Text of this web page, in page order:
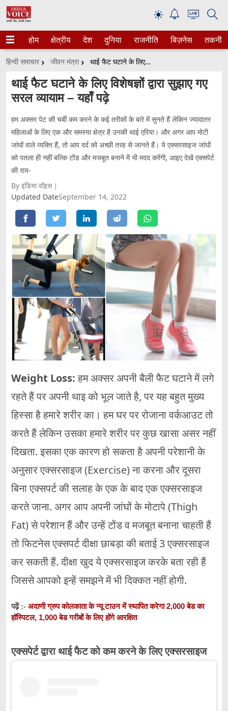
☀
होम क्षेत्रीय देश दुनिया राजनीति बिज़नेस तकनीक
हिन्दी समाचार जीवन मंत्रा थाई फैट घटाने के लिए विशेषज्ञों द्वारा सुझाए गए सरल व्यायाम – यहाँ पढ़े
थाई फैट घटाने के लिए विशेषज्ञों द्वारा सुझाए गए
सरल व्यायाम – यहाँ पढ़े
हम अक्सर पेट की चर्बी कम करने के कई तरीकों के बारे में सुनते हैं लेकिन ज्यादातर
महिलाओं के लिए एक और समस्या क्षेत्र है उनकी थाई एरिया। और अगर आप मोटी
जांघों वाले व्यक्ति हैं, तो आप दर्द को अच्छी तरह से जानते हैं। ये एक्सरसाइज जांघों
को पतला ही नहीं बल्कि टोंड और मजबूत बनाने में भी मदद करेंगी, आइए देखें एक्सपेर्ट
की राय-
By इंडिया वॉइस
Updated DateSeptember 14, 2022
Weight Loss:हम अक्सर अपनी बैली फैट घटाने में लगे
रहते हैं पर अपनी थाइ को भूल जाते है, पर यह बहुत मुख्य
हिस्सा है हमारे शरीर का। हम घर पर रोजाना वर्कआउट तो
करते हैं लेकिन उसका हमारे शरीर पर कुछ खासा असर नहीं
दिखता. इसका एक कारण हो सकता है अपनी परेशानी के
अनुसार एक्सरसाइज (Exercise) ना करना और दूसरा
बिना एक्सपर्ट की सलाह के एक के बाद एक एक्सरसाइज
करते जाना. अगर आप अपनी जांघों के मोटापे (Thigh
Fat) से परेशान हैं और उन्हें टोंड व मजबूत बनाना चाहती हैं
तो फिटनेस एक्सपर्ट दीक्षा छाबड़ा की बताई 3 एक्सरसाइज
कर सकती हैं. दीक्षा खुद ये एक्सरसाइज करके बता रही हैं
जिससे आपको इन्हें समझने में भी दिक्कत नहीं होगी.
पढ़ें :- अदाणी ग्रुप कोलकाता के न्यू टाउन में स्थापित करेगा 2,000 बेड का
हॉस्पिटल, 1,000 बेड गरीबों के लिए होंगे आरक्षित
एक्सपेर्ट द्वारा थाई फैट को कम करने के लिए एक्सरसाइज